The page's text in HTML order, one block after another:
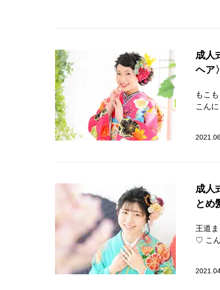
成人
ヘア
もこ
こん
成人
とめ
王道
♡ こ